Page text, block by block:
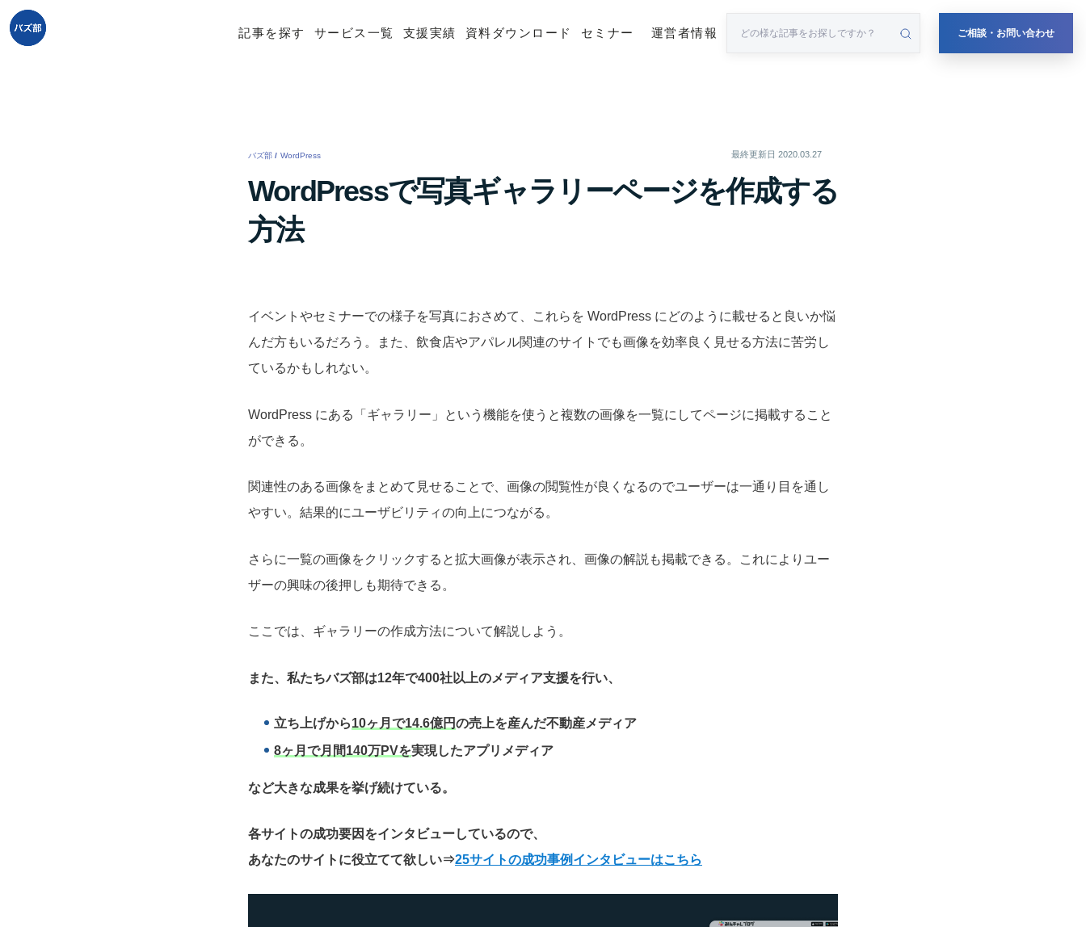
記事を探す サービス一覧 支援実績 資料ダウンロード セミナー 運営者情報 ご相談・お問い合わせ
バズ部 / WordPress 最終更新日 2020.03.27
WordPressで写真ギャラリーページを作成する
方法
イベントやセミナーでの様子を写真におさめて、これらを WordPress にどのように載せると良いか悩
んだ方もいるだろう。また、飲食店やアパレル関連のサイトでも画像を効率良く見せる方法に苦労し
ているかもしれない。
WordPress にある「ギャラリー」という機能を使うと複数の画像を一覧にしてページに掲載すること
ができる。
関連性のある画像をまとめて見せることで、画像の閲覧性が良くなるのでユーザーは一通り目を通し
やすい。結果的にユーザビリティの向上につながる。
さらに一覧の画像をクリックすると拡大画像が表示され、画像の解説も掲載できる。これによりユー
ザーの興味の後押しも期待できる。
ここでは、ギャラリーの作成方法について解説しよう。
また、私たちバズ部は12年で400社以上のメディア支援を行い、
立ち上げから10ヶ月で14.6億円の売上を産んだ不動産メディア
8ヶ月で月間140万PVを実現したアプリメディア
など大きな成果を挙げ続けている。
各サイトの成功要因をインタビューしているので、
あなたのサイトに役立てて欲しい⇒25サイトの成功事例インタビューはこちら